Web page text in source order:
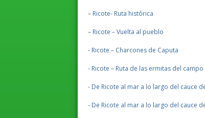
– Ricote- Ruta histórica
– Ricote – Vuelta al pueblo
- Ricote – Charcones de Caputa
- Ricote – Ruta de las ermitas del campo
- De Ricote al mar a lo largo del cauce
- De Ricote al mar a lo largo del cauce